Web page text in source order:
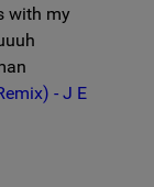
with my
- J E